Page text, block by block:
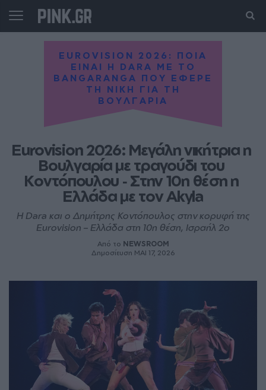
EUROVISION 2026: ΠΟΙΑ
ΕΙΝΑΙ Η DARA ΜΕ ΤΟ
BANGARANGA ΠΟΥ ΕΦΕΡΕ
ΤΗ ΝΙΚΗ ΓΙΑ ΤΗ
ΒΟΥΛΓΑΡΙΑ
Eurovision 2026: Μεγάλη νικήτρια η
Βουλγαρία με τραγούδι του
Κοντόπουλου ‑ Στην 10η θέση η
Ελλάδα με τον Akyla
Η Dara και ο Δημήτρης Κοντόπουλος στην κορυφή της
Eurovision – Ελλάδα στη 10η θέση, Ισραήλ 2ο
Από το NEWSROOM
Δημοσίευση ΜΑΙ 17, 2026